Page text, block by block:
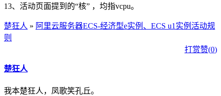
13、活动页面提到的“核” ，均指vcpu。
楚狂人 » 阿里云服务器ECS-经济型e实例、ECS u1实例活动规
则
打赏赞(0)
楚狂人
我本楚狂人，凤歌笑孔丘。